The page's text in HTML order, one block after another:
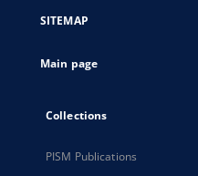
new
SITEMAP
Main page
Collections
PISM Publications